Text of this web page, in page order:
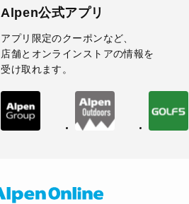
Alpen公式アプリ
アプリ限定のクーポンなど、
店舗とオンラインストアの情報を
受け取れます。